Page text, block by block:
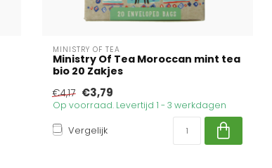
MINISTRY OF TEA
Ministry Of Tea Moroccan mint tea
bio 20 Zakjes
€4,17 €3,79
Op voorraad. Levertijd 1 - 3 werkdagen
Vergelijk